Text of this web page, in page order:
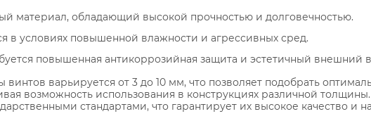
материал, обладающий высокой прочностью и долговечностью.
в условиях повышенной влажности и агрессивных сред.
повышенная антикоррозийная защита и эстетичный внешний
варьируется от 3 до 10 мм, что позволяет подобрать
возможность использования в конструкциях различной
стандартами, что гарантирует их высокое качество и